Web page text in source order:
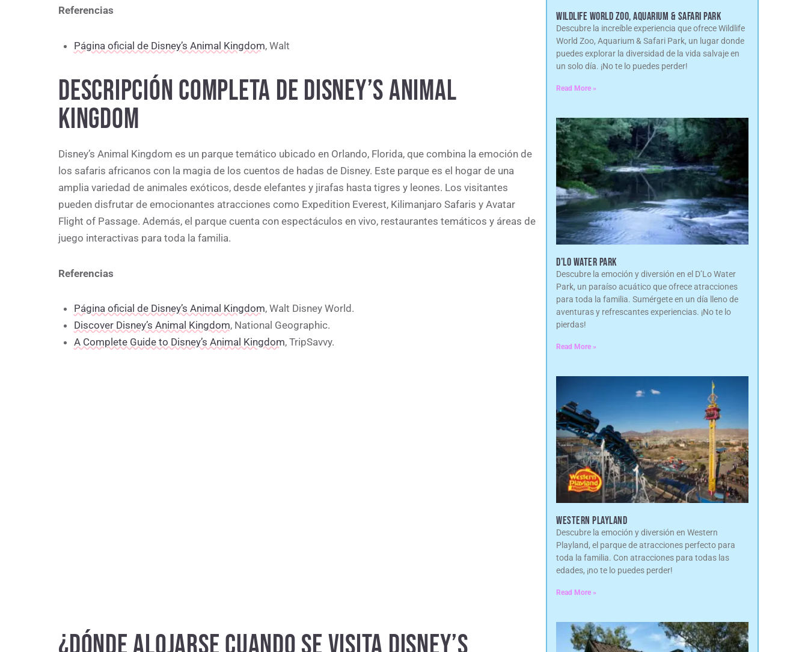
Referencias
Página oficial de Disney’s Animal Kingdom, Walt
DESCRIPCIÓN COMPLETA DE DISNEY’S ANIMAL
KINGDOM
Disney’s Animal Kingdom es un parque temático ubicado en Orlando, Florida, que combina la emoción de
los safaris africanos con la magia de los cuentos de hadas de Disney. Este parque es el hogar de una
amplia variedad de animales exóticos, desde elefantes y jirafas hasta tigres y leones. Los visitantes
pueden disfrutar de emocionantes atracciones como Expedition Everest, Kilimanjaro Safaris y Avatar
Flight of Passage. Además, el parque cuenta con espectáculos en vivo, restaurantes temáticos y áreas de
juego interactivas para toda la familia.
Referencias
Página oficial de Disney’s Animal Kingdom, Walt Disney World.
Discover Disney’s Animal Kingdom, National Geographic.
A Complete Guide to Disney’s Animal Kingdom, TripSavvy.
WILDLIFE WORLD ZOO, AQUARIUM & SAFARI PARK
Descubre la increíble experiencia que ofrece Wildlife
World Zoo, Aquarium & Safari Park, un lugar donde
puedes explorar la diversidad de la vida salvaje en
un solo día. ¡No te lo puedes perder!
Read More »
D’LO WATER PARK
Descubre la emoción y diversión en el D’Lo Water
Park, un paraíso acuático que ofrece atracciones
para toda la familia. Sumérgete en un día lleno de
aventuras y refrescantes experiencias. ¡No te lo
pierdas!
Read More »
WESTERN PLAYLAND
Descubre la emoción y diversión en Western
Playland, el parque de atracciones perfecto para
toda la familia. Con atracciones para todas las
edades, ¡no te lo puedes perder!
Read More »